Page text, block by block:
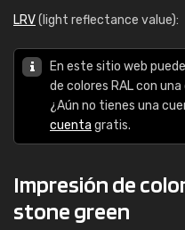
LRV(light reflectance value):
En este sitio web
de colores RAL con
¿Aún no tienes una
cuenta gratis.
Impresión de
stone green